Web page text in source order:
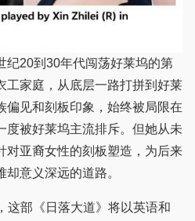
20到30年代闯荡好莱坞的第
工家庭，从底层一路打拼到好莱
偏见和刻板印象，始终被局限在
度被好莱坞主流排斥。但她从未
对亚裔女性的刻板塑造，为后来
意义深远的道路。
部《日落大道》将以英语和